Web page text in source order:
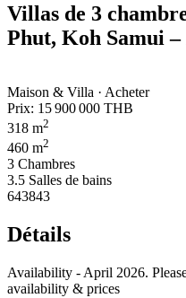
Villas de 3
Phut, Koh Samui
Maison & Villa · Acheter
Prix: 15 900 000 THB
318 m2
460 m2
3 Chambres
3.5 Salles de bains
643843
Détails
Availability - April 2026.
availability & prices